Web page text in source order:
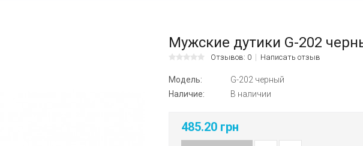
Мужские дутики G-202
Отзывов: 0 Написать отзыв
Модель:
G-202 черный
Наличие:
В наличии
485.20 грн